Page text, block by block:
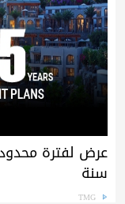
سنة
TMG